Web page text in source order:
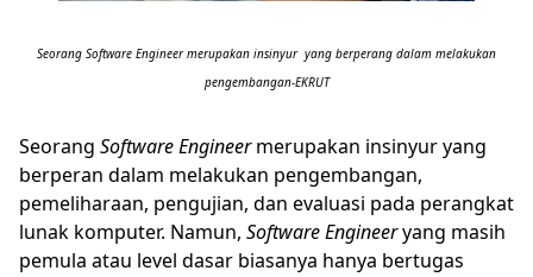
Seorang Software Engineer merupakan insinyur yang berperang dalam melakukan
pengembangan-EKRUT
Seorang Software Engineermerupakan insinyur yang
berperan dalam melakukan pengembangan,
pemeliharaan, pengujian, dan evaluasi pada perangkat
lunak komputer. Namun, Software Engineeryang masih
pemula atau level dasar biasanya hanya bertugas